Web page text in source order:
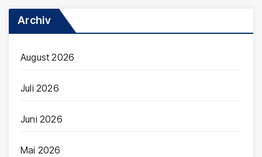
Archiv
August 2026
Juli 2026
Juni 2026
Mai 2026